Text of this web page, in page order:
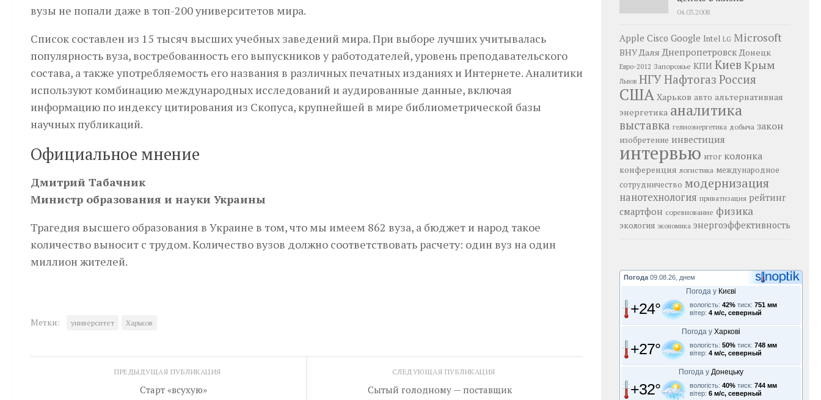
вузы не попали даже в топ-200 университетов мира.
Список составлен из 15 тысяч высших учебных заведений мира. При выборе лучших учитывалась
популярность вуза, востребованность его выпускников у работодателей, уровень преподавательского
состава, а также употребляемость его названия в различных печатных изданиях и Интернете. Аналитики
используют комбинацию международных исследований и аудированные данные, включая
информацию по индексу цитирования из Скопуса, крупнейшей в мире библиометрической базы
научных публикаций.
Официальное мнение
Дмитрий Табачник
Министр образования и науки Украины
Трагедия высшего образования в Украине в том, что мы имеем 862 вуза, а бюджет и народ такое
количество выносит с трудом. Количество вузов должно соответствовать расчету: один вуз на один
миллион жителей.
Метки: университет Харьков
СЛЕДУЮЩАЯ ПУБЛИКАЦИЯ
Сытый голодному — поставщик
ПРЕДЫДУЩАЯ ПУБЛИКАЦИЯ
Cтарт «всухую»
04.03.2008
Apple Cisco Google Intel LG Microsoft
ВНУ Даля Днепропетровск Донецк
Евро-2012 Запорожье КПИ Киев Крым
Львов НГУНафтогаз Россия
США Харьков авто альтернативная
энергетика аналитика
выставка гелиоэнергетика добыча закон
изобретение инвестиция
интервью итог колонка
конференция логистика международное
сотрудничество модернизация
нанотехнология приватизация рейтинг
смартфон соревнование физика
экология экономика энергоэффективность
Погода 09.08.26, днем
Погода у Києві
+24° вологість: 42% тиск: 751 мм
вітер: 4 м/с, северный
Погода у Харкові
+27° вологість: 50% тиск: 748 мм
вітер: 4 м/с, северный
Погода у Донецьку
+32° вологість: 40% тиск: 744 мм
вітер: 6 м/с, северный